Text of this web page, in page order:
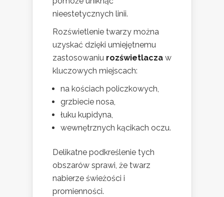
nieestetycznych linii.
Rozświetlenie twarzy można
uzyskać dzięki umiejętnemu
zastosowaniu rozświetlacza w
kluczowych miejscach:
na kościach policzkowych,
grzbiecie nosa,
łuku kupidyna,
wewnętrznych kącikach oczu.
Delikatne podkreślenie tych
obszarów sprawi, że twarz
nabierze świeżości i
promienności.